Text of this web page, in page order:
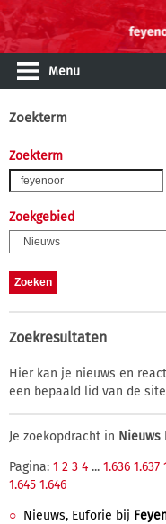
Menu
Zoekterm
Zoekterm
Zoekgebied
Zoekresultaten
Hier kan je nieuws en
een bepaald lid van de
Je zoekopdracht in Nieuws
Pagina: 1 2 3 4 ... 1.636 1.637
1.645 1.646
Nieuws, Euforie bij